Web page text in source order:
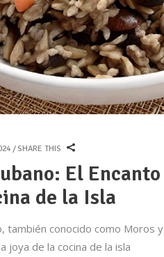
SHARE THIS
El Encanto
de la Isla
también conocido como Moros y
joya de la cocina de la isla